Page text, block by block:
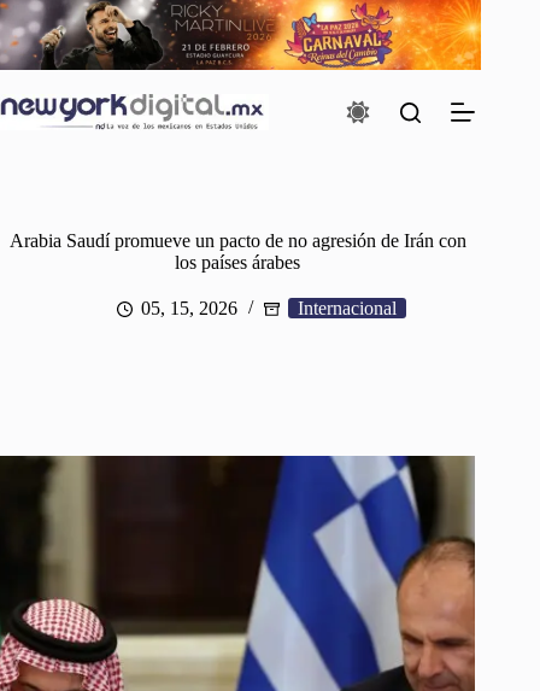
Saltar
al
contenido
Arabia Saudí promueve un pacto de no agresión de Irán con
los países árabes
05, 15, 2026 Internacional